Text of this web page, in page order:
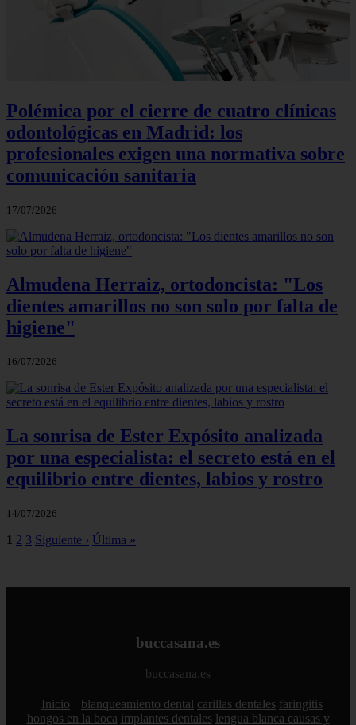
Polémica por el cierre de cuatro clínicas
odontológicas en Madrid: los
profesionales exigen una normativa sobre
comunicación sanitaria
17/07/2026
Almudena Herraiz, ortodoncista: "Los
dientes amarillos no son solo por falta de
higiene"
16/07/2026
La sonrisa de Ester Expósito analizada
por una especialista: el secreto está en el
equilibrio entre dientes, labios y rostro
14/07/2026
1 2 3 Siguiente › Última »
buccasana.es
buccasana.es
Inicio blanqueamiento dental carillas dentales faringitis
hongos en la boca implantes dentales lengua blanca causas y